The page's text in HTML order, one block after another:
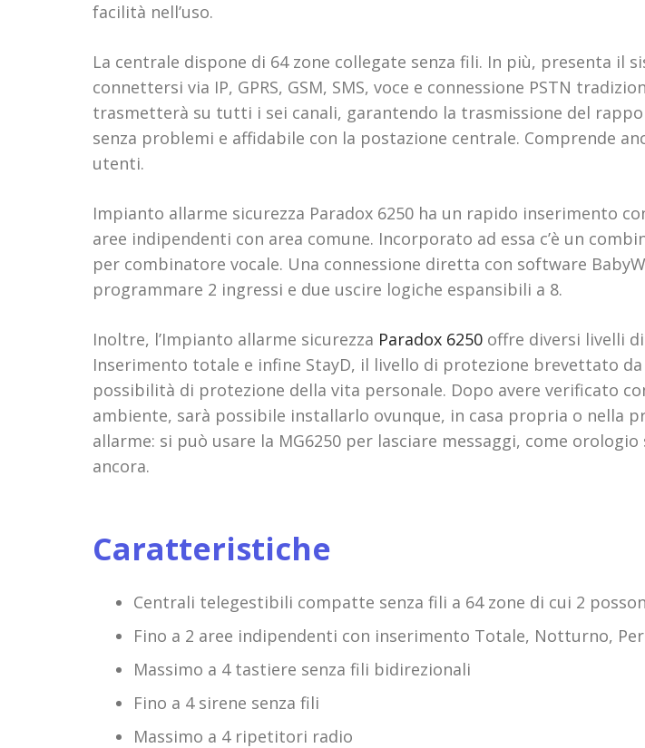
facilità nell’uso.
La centrale dispone di 64 zone collegate senza fili. In più, presenta il
connettersi via IP, GPRS, GSM, SMS, voce e connessione PSTN
trasmetterà su tutti i sei canali, garantendo la trasmissione del
senza problemi e affidabile con la postazione centrale. Comprende
utenti.
Impianto allarme sicurezza Paradox 6250 ha un rapido inserimento
aree indipendenti con area comune. Incorporato ad essa c’è un
per combinatore vocale. Una connessione diretta con software
programmare 2 ingressi e due uscire logiche espansibili a 8.
Inoltre, l’Impianto allarme sicurezza Paradox 6250 offre diversi livelli
Inserimento totale e infine StayD, il livello di protezione brevettato
possibilità di protezione della vita personale. Dopo avere verificato
ambiente, sarà possibile installarlo ovunque, in casa propria o nella
allarme: si può usare la MG6250 per lasciare messaggi, come
ancora.
Caratteristiche
Centrali telegestibili compatte senza fili a 64 zone di cui 2
Fino a 2 aree indipendenti con inserimento Totale, Notturno,
Massimo a 4 tastiere senza fili bidirezionali
Fino a 4 sirene senza fili
Massimo a 4 ripetitori radio